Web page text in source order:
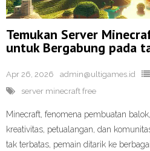
Temukan Server
untuk Bergabung pada
Apr 26, 2026 admin@ultigames.id
server minecraft free
Minecraft, fenomena pembuatan
kreativitas, petualangan, dan
tak terbatas, pemain ditarik ke